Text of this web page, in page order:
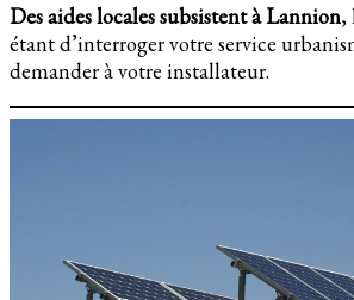
Des aides locales subsistent à Lannion,
étant d’interroger votre service
demander à votre installateur.